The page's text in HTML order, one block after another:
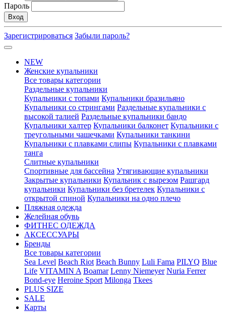
Пароль
Вход
Зарегистрироваться Забыли пароль?
NEW
Женские купальники
Все товары категории
Раздельные купальники
Купальники с топами Купальники бразильяно
Купальники со стрингами Раздельные купальники с
высокой талией Раздельные купальники бандо
Купальники халтер Купальники балконет Купальники с
треугольными чашечками Купальники танкини
Купальники с плавками слипы Купальники с плавками
танга
Слитные купальники
Спортивные для бассейна Утягивающие купальники
Закрытые купальники Купальник с вырезом Рашгард
купальники Купальники без бретелек Купальники с
открытой спиной Купальники на одно плечо
Пляжная одежда
Желейная обувь
ФИТНЕС ОДЕЖДА
АКСЕССУАРЫ
Бренды
Все товары категории
Sea Level Beach Riot Beach Bunny Luli Fama PILYQ Blue
Life VITAMIN A Boamar Lenny Niemeyer Nuria Ferrer
Bond-eye Heroine Sport Milonga Tkees
PLUS SIZE
SALE
Карты